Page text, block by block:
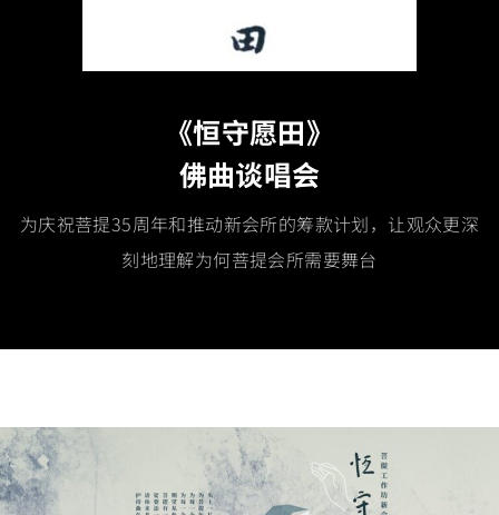
《恒守愿田》
佛曲谈唱会
为庆祝菩提35周年和推动新会所的筹款计划，让观众更深
刻地理解为何菩提会所需要舞台